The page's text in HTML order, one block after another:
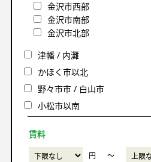
金沢市西部
金沢市南部
金沢市北部
津幡 / 内灘
かほく市以北
野々市市 / 白山市
小松市以南
賃料
円 〜